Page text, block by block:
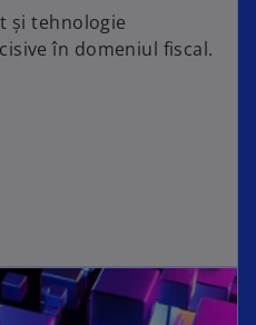
și tehnologie
în domeniul fiscal.